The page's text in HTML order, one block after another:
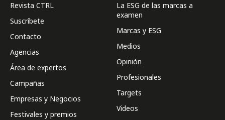
Revista CTRL
Suscríbete
Contacto
Agencias
Área de expertos
Campañas
Empresas y Negocios
Festivales y premios
La ESG de las marcas a
examen
Marcas y ESG
Medios
Opinión
Profesionales
Targets
Videos